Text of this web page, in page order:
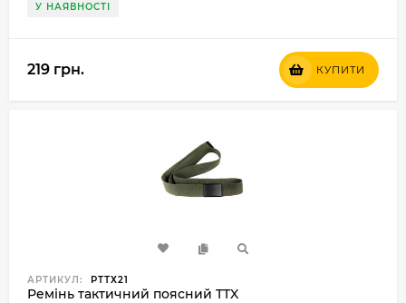
У НАЯВНОСТІ
219 грн. КУПИТИ
АРТИКУЛ: РТТХ21
Ремінь тактичний поясний TTX